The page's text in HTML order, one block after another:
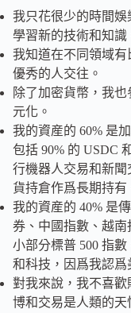
我只花很少的時間
學習新的技術和知識
我知道在不同領域
優秀的人交往。
除了加密貨幣，我
元化。
我的資産的 60% 是
包括 90% 的 USDC
行機器人交易和新聞
貨持倉作爲長期持有
我的資産的 40% 是
券、中國指數、越
小部分標普 500 指
和科技，因爲我認爲
對我來說，我不喜
博和交易是人類的